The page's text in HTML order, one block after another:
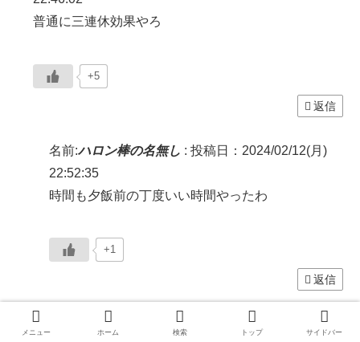
普通に三連休効果やろ
+5
返信
名前:ハロン棒の名無し : 投稿日：2024/02/12(月)
22:52:35
時間も夕飯前の丁度いい時間やったわ
+1
返信
名前: ハロン棒の名無し
投稿日：2024/02/12(月)
メニュー ホーム 検索 トップ サイドバー